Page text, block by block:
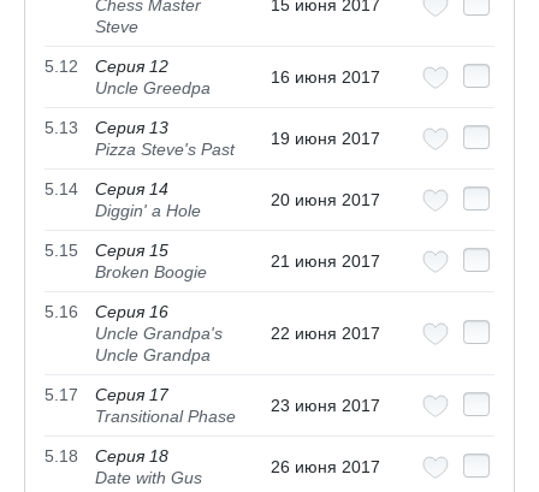
Chess Master
Steve
15 июня 2017
5.12
Серия 12
Uncle Greedpa
16 июня 2017
5.13
Серия 13
Pizza Steve's Past
19 июня 2017
5.14
Серия 14
Diggin' a Hole
20 июня 2017
5.15
Серия 15
Broken Boogie
21 июня 2017
5.16
Серия 16
Uncle Grandpa's
Uncle Grandpa
22 июня 2017
5.17
Серия 17
Transitional Phase
23 июня 2017
5.18
Серия 18
Date with Gus
26 июня 2017